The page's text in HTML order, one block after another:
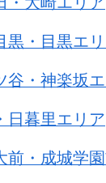
黒・目黒エ
谷・神楽坂
日暮里エリア
前・成城学